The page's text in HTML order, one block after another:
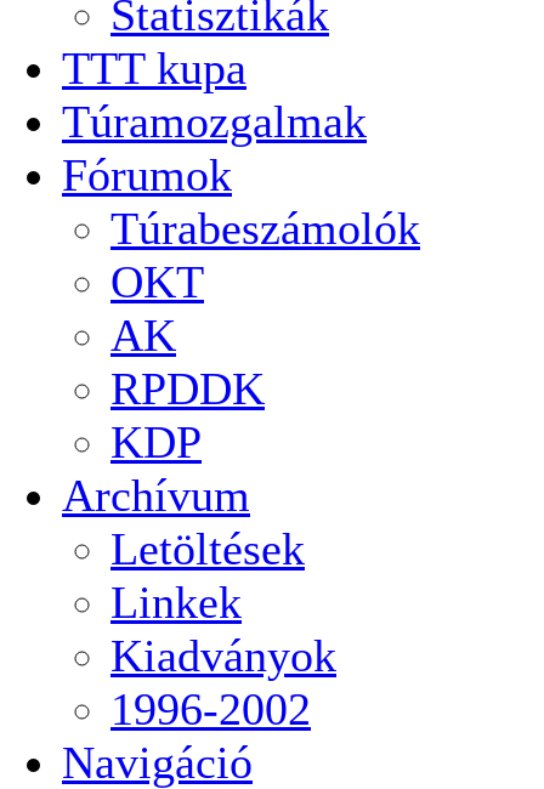
Statisztikák
TTT kupa
Túramozgalmak
Fórumok
Túrabeszámolók
OKT
AK
RPDDK
KDP
Archívum
Letöltések
Linkek
Kiadványok
1996-2002
Navigáció